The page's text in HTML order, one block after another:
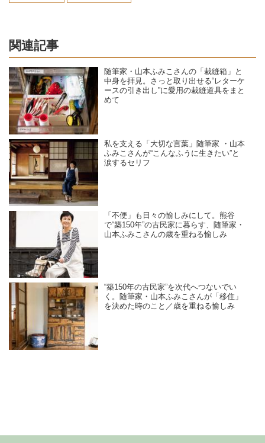
関連記事
随筆家・山本ふみこさんの「裁縫箱」と
中身を拝見。さっと取り出せる“レターケ
ースの引き出し”に愛用の裁縫道具をまと
めて
私を支える「大切な言葉」随筆家 ・山本
ふみこさんが“こんなふうに生きたい”と
涙するセリフ
「不便」も日々の愉しみにして。熊谷
で“築150年”の古民家に暮らす、随筆家・
山本ふみこさんの歳を重ねる愉しみ
“築150年の古民家”を次代へつないでい
く。随筆家・山本ふみこさんが「移住」
を決めた時のこと／歳を重ねる愉しみ